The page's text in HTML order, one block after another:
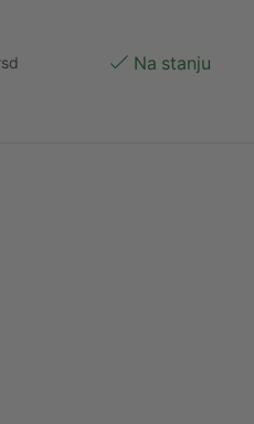
Na stanju